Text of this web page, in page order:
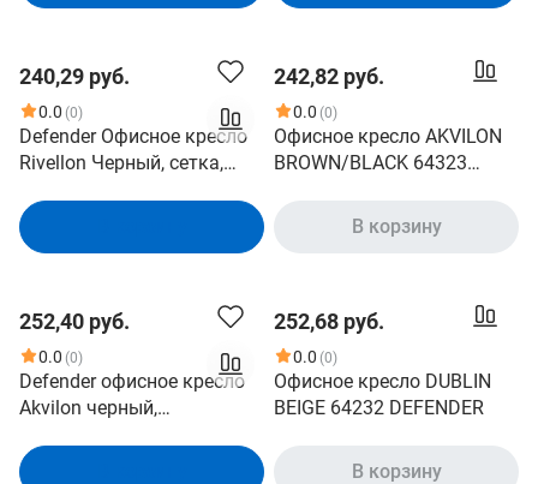
240,29 руб.
0.0 (0)
Defender Офисное кресло
Rivellon Черный, сетка,
242,82 руб.
0.0 (0)
Офисное кресло AKVILON
BROWN/BLACK 64323
В корзину
252,40 руб.
0.0 (0)
Defender офисное кресло
Akvilon черный,
к,64345
252,68 руб.
0.0 (0)
Офисное кресло DUBLIN
BEIGE 64232 DEFENDER
В корзину